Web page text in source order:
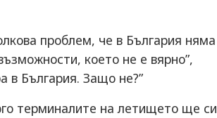
проблем, че в България няма
което не е вярно”,
в България. Защо не?”
терминалите на летището ще си